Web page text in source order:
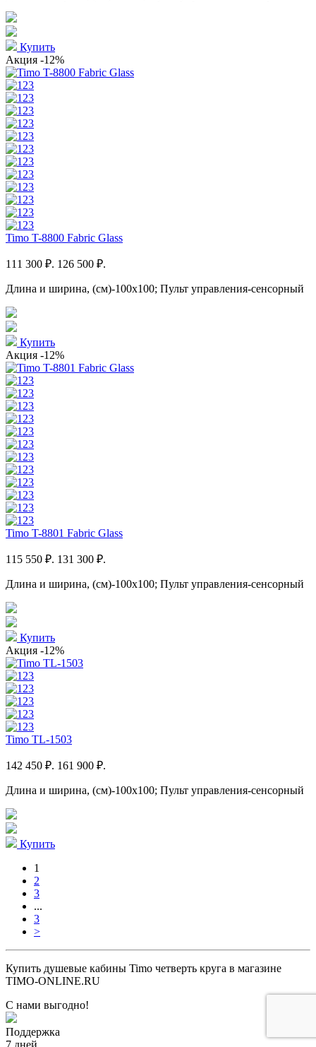
Купить
Акция -12%
Timo T-8800 Fabric Glass
111 300 ₽. 126 500 ₽.
Длина и ширина, (см)-100x100; Пульт управления-сенсорный
Купить
Акция -12%
Timo T-8801 Fabric Glass
115 550 ₽. 131 300 ₽.
Длина и ширина, (см)-100x100; Пульт управления-сенсорный
Купить
Акция -12%
Timo TL-1503
142 450 ₽. 161 900 ₽.
Длина и ширина, (см)-100x100; Пульт управления-сенсорный
Купить
1
2
3
...
3
>
Купить душевые кабины Timo четверть круга в магазине
TIMO-ONLINE.RU
С нами выгодно!
Поддержка
7 дней